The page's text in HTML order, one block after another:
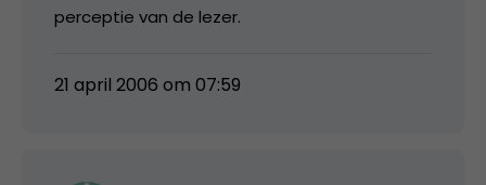
perceptie van de lezer.
21 april 2006 om 07:59